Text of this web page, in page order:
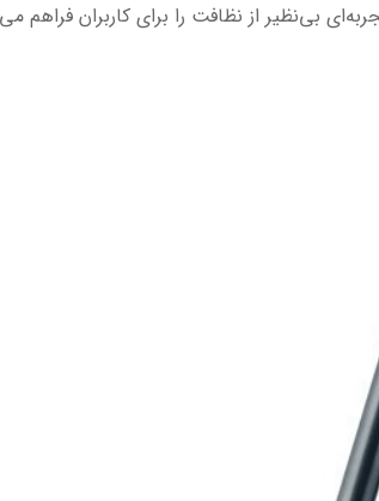
بی‌نظیر از نظافت را برای کاربران فراهم